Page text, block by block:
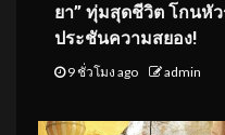
ยา” ทุ่มสุดชีวิต โกนหั
ประชันความสยอง!
9 ชั่วโมง ago admin